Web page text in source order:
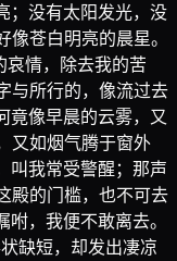
；没有太阳发光，没
苍白明亮的晨星。
情，除去我的苦
与所行的，像流过去
竟像早晨的云雾，又
又如烟气腾于窗外
叫我常受警醒；那声
殿的门槛，也不可去
，我便不敢离去。
缺短，却发出凄凉